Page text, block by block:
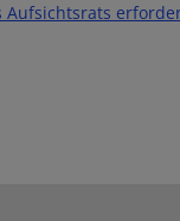
Aufsichtsrats